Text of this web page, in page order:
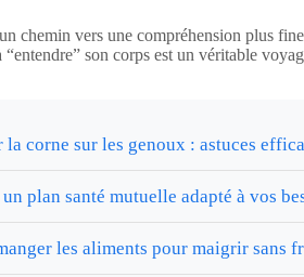
chemin vers une compréhension plus
son corps est un véritable
la corne sur les genoux : astuces
plan santé mutuelle adapté à vos
les aliments pour maigrir sans